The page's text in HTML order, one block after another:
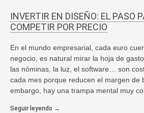
INVERTIR EN DISEÑO: EL PASO
COMPETIR POR PRECIO
En el mundo empresarial, cada euro
negocio, es natural mirar la hoja de
las nóminas, la luz, el software… son
cada mes porque reducen el margen de
embargo, hay una trampa mental muy
Seguir leyendo →